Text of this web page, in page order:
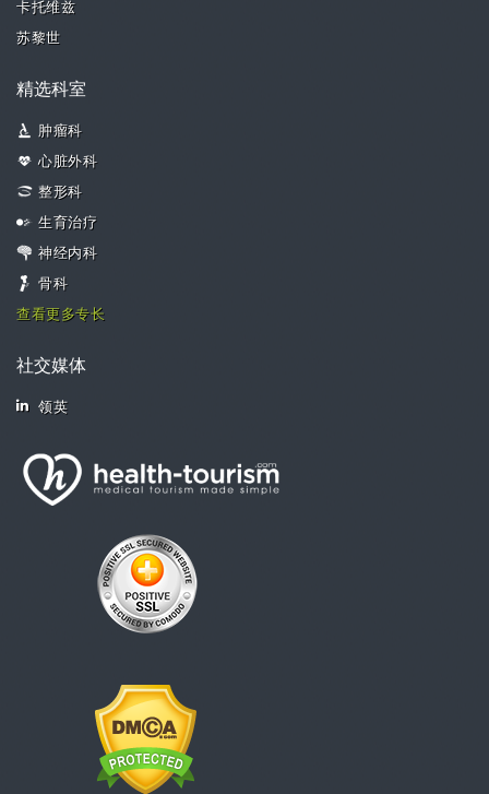
卡托维兹
苏黎世
精选科室
肿瘤科
心脏外科
整形科
生育治疗
神经内科
骨科
查看更多专长
社交媒体
领英